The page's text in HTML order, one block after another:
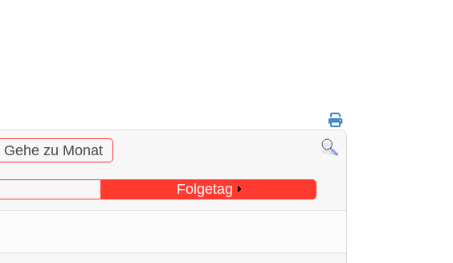
Gehe zu Monat
Folgetag